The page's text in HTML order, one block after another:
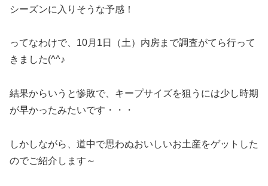
シーズンに入りそうな予感！
ってなわけで、10月1日（土）内房まで調査がてら行って
きました(^^♪
結果からいうと惨敗で、キープサイズを狙うには少し時期
が早かったみたいです・・・
しかしながら、道中で思わぬおいしいお土産をゲットした
のでご紹介します～